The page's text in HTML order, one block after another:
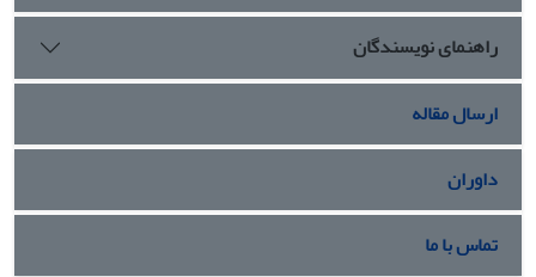
راهنمای نویسندگان
ارسال مقاله
داوران
تماس با ما